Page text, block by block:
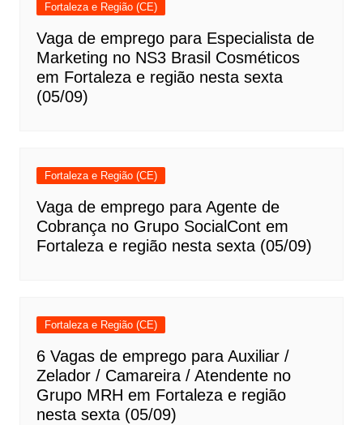
Fortaleza e Região (CE)
Vaga de emprego para Especialista de
Marketing no NS3 Brasil Cosméticos
em Fortaleza e região nesta sexta
(05/09)
Fortaleza e Região (CE)
Vaga de emprego para Agente de
Cobrança no Grupo SocialCont em
Fortaleza e região nesta sexta (05/09)
Fortaleza e Região (CE)
6 Vagas de emprego para Auxiliar /
Zelador / Camareira / Atendente no
Grupo MRH em Fortaleza e região
nesta sexta (05/09)